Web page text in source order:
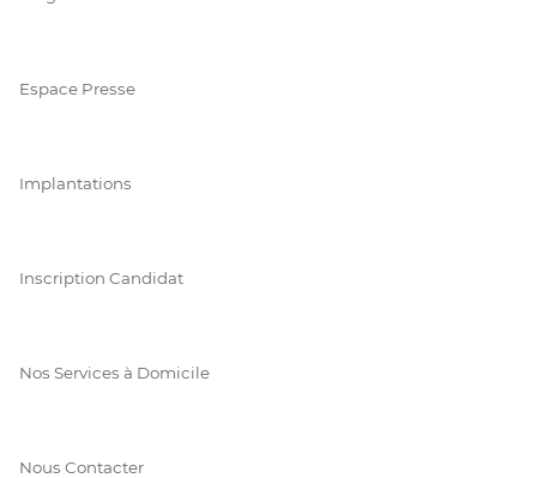
Espace Presse
Implantations
Inscription Candidat
Nos Services à Domicile
Nous Contacter